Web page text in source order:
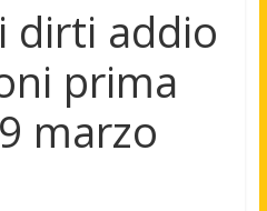
dirti addio
prima
marzo